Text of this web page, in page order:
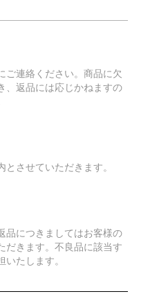
ご連絡ください。商品に欠
、返品には応じかねますの
させていただきます。
品につきましてはお客様の
だきます。不良品に該当す
たします。